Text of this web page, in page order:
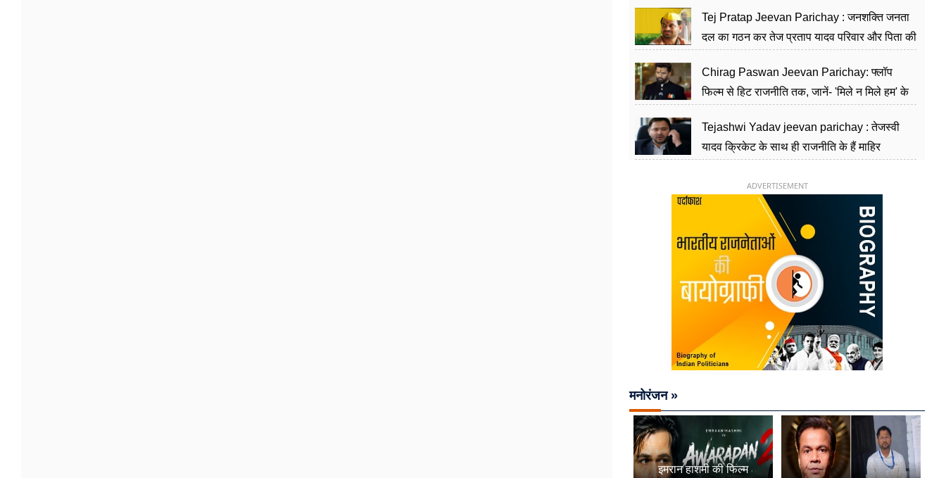
Tej Pratap Jeevan Parichay : जनशक्ति जनता
दल का गठन कर तेज प्रताप यादव परिवार और पिता की
Chirag Paswan Jeevan Parichay: फ्लॉप
फिल्म से हिट राजनीति तक, जानें- 'मिले न मिले हम' के
Tejashwi Yadav jeevan parichay : तेजस्वी
यादव क्रिकेट के साथ ही राजनीति के हैं माहिर
ADVERTISEMENT
मनोरंजन »
इमरान हाशमी की फिल्म